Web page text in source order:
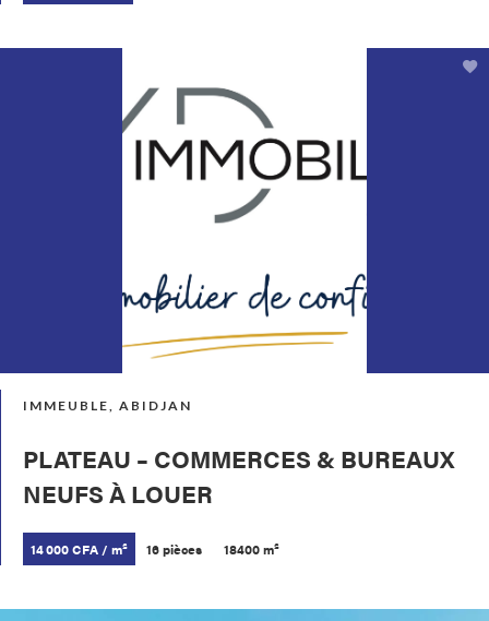
IMMEUBLE, ABIDJAN
PLATEAU – COMMERCES & BUREAUX
NEUFS À LOUER
14 000 CFA / m² 16 pièces 18400 m²